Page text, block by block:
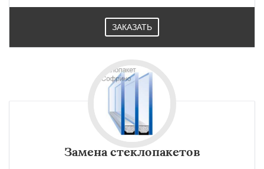
ЗАКАЗАТЬ
Замена стеклопакетов